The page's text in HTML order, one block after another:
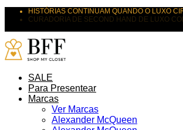
HISTÓRIAS CONTINUAM QUANDO O LUXO
CURADORIA DE SECOND HAND DE LUXO
SALE
Para Presentear
Marcas
Ver Marcas
Alexander McQueen